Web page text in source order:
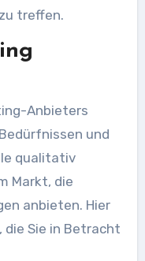
treffen.
Anbieters
und
qualitativ
Markt, die
anbieten. Hier
die Sie in Betracht